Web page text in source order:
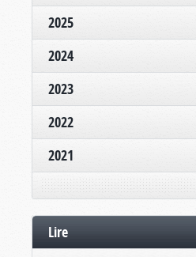
2025
2024
2023
2022
2021
Lire